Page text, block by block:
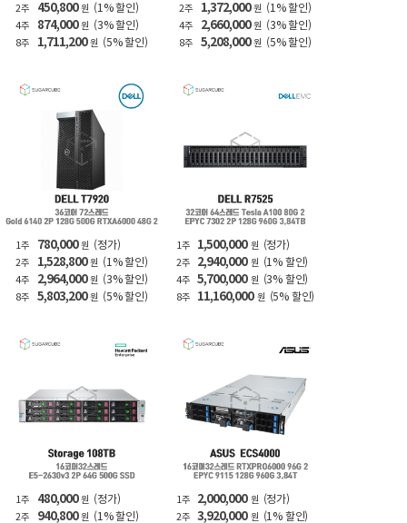
2주 450,800 원 (1% 할인)
4주 874,000 원 (3% 할인)
8주 1,711,200 원 (5% 할인)
2주 1,372,000 원 (1% 할인)
4주 2,660,000 원 (3% 할인)
8주 5,208,000 원 (5% 할인)
1주 780,000 원 (정가)
2주 1,528,800 원 (1% 할인)
4주 2,964,000 원 (3% 할인)
8주 5,803,200 원 (5% 할인)
1주 1,500,000 원 (정가)
2주 2,940,000 원 (1% 할인)
4주 5,700,000 원 (3% 할인)
8주 11,160,000 원 (5% 할인)
1주 480,000 원 (정가)
2주 940,800 원 (1% 할인)
1주 2,000,000 원 (정가)
2주 3,920,000 원 (1% 할인)